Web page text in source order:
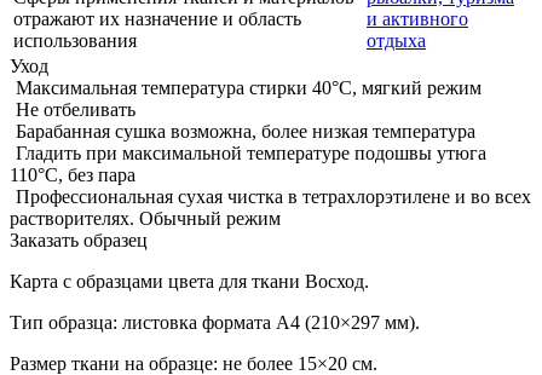
отражают их назначение и область
использования
и активного
отдыха
Уход
Максимальная температура стирки 40°C, мягкий режим
Не отбеливать
Барабанная сушка возможна, более низкая температура
Гладить при максимальной температуре подошвы утюга
110°C, без пара
Профессиональная сухая чистка в тетрахлорэтилене и во всех
растворителях. Обычный режим
Заказать образец
Карта с образцами цвета для ткани Восход.
Тип образца: листовка формата А4 (210×297 мм).
Размер ткани на образце: не более 15×20 см.